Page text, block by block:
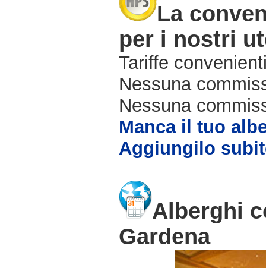
La
per i nostri
Tariffe
Nessuna
Nessuna
Manca il tuo
Aggiungilo
Alberghi
Gardena